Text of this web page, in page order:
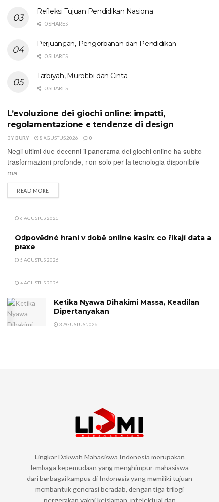
Refleksi Tujuan Pendidikan Nasional
0 SHARES
Perjuangan, Pengorbanan dan Pendidikan
0 SHARES
Tarbiyah, Murobbi dan Cinta
0 SHARES
UNCATEGORIZED
L’evoluzione dei giochi online: impatti,
regolamentazione e tendenze di design
BY BURY 8 AGUSTUS 2026 0
Negli ultimi due decenni il panorama dei giochi online ha subito
trasformazioni profonde, non solo per la tecnologia disponibile
ma...
READ MOREDETAILS
6 AGUSTUS 2026
Odpovědné hraní v době online kasin: co říkají data a
praxe
5 AGUSTUS 2026
4 AGUSTUS 2026
Ketika Nyawa Dihakimi Massa, Keadilan
Dipertanyakan
3 AGUSTUS 2026
Lingkar Dakwah Mahasiswa Indonesia merupakan
lembaga kepemudaan yang menghimpun mahasiswa
dari berbagai kampus di Indonesia yang memiliki tujuan
membantuk generasi beradab, dengan tiga trilogi
pergerakan yakni keislaman, intelektual dan